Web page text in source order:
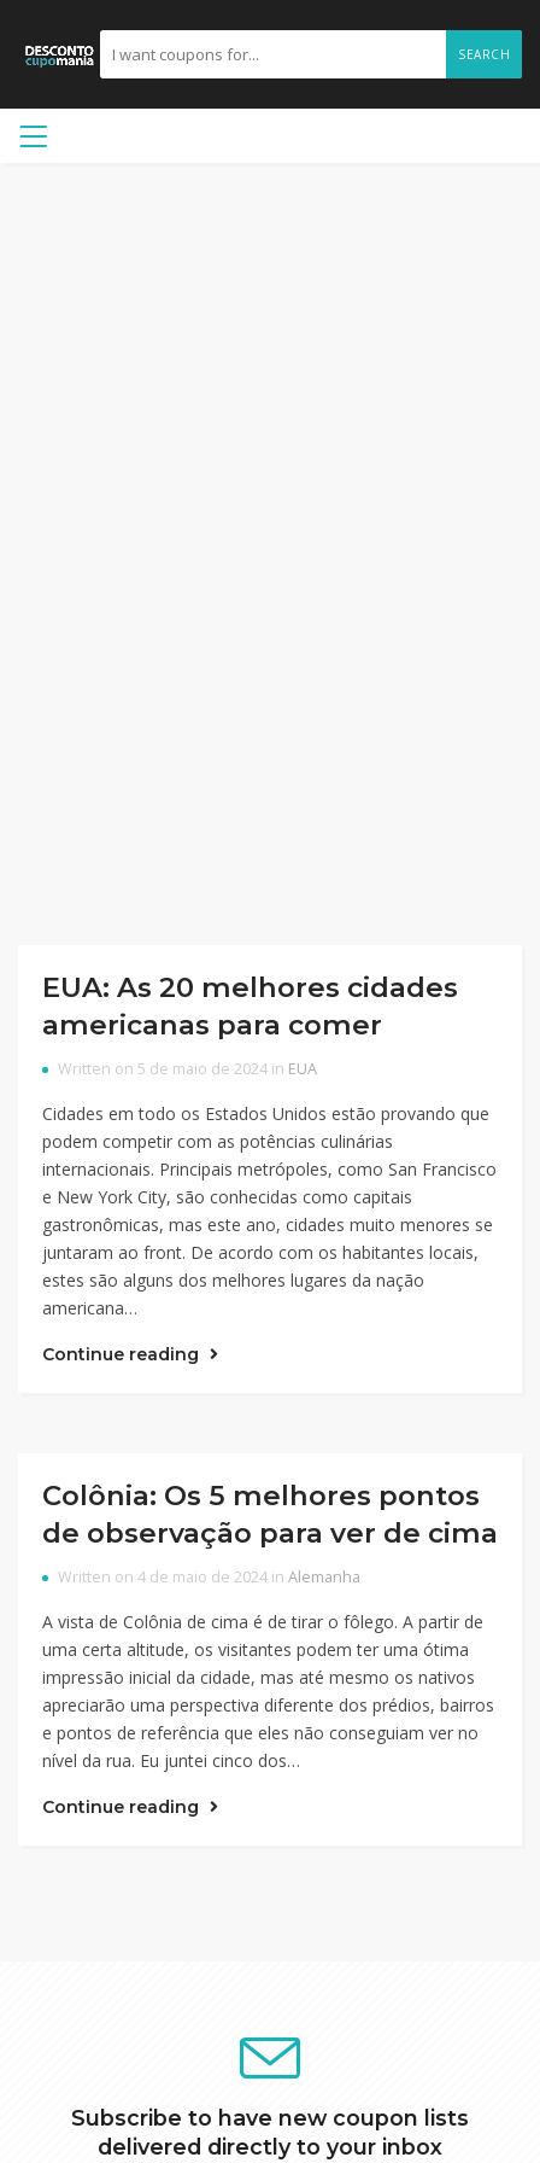
SEARCH
EUA: As 20 melhores cidades
americanas para comer
Written on 5 de maio de 2024 in EUA
Cidades em todo os Estados Unidos estão provando que
podem competir com as potências culinárias
internacionais. Principais metrópoles, como San Francisco
e New York City, são conhecidas como capitais
gastronômicas, mas este ano, cidades muito menores se
juntaram ao front. De acordo com os habitantes locais,
estes são alguns dos melhores lugares da nação
americana…
Continue reading
Colônia: Os 5 melhores pontos
de observação para ver de cima
Written on 4 de maio de 2024 in Alemanha
A vista de Colônia de cima é de tirar o fôlego. A partir de
uma certa altitude, os visitantes podem ter uma ótima
impressão inicial da cidade, mas até mesmo os nativos
apreciarão uma perspectiva diferente dos prédios, bairros
e pontos de referência que eles não conseguiam ver no
nível da rua. Eu juntei cinco dos…
Continue reading
Subscribe to have new coupon lists
delivered directly to your inbox